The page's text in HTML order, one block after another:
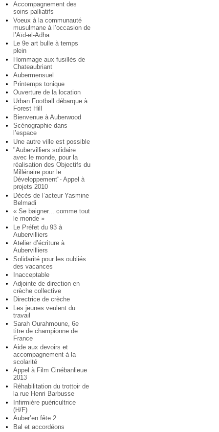
Accompagnement des
soins palliatifs
Voeux à la communauté
musulmane à l’occasion de
l’Aïd-el-Adha
Le 9e art bulle à temps
plein
Hommage aux fusillés de
Chateaubriant
Aubermensuel
Printemps tonique
Ouverture de la location
Urban Football débarque à
Forest Hill
Bienvenue à Auberwood
Scénographie dans
l’espace
Une autre ville est possible
"Aubervilliers solidaire
avec le monde, pour la
réalisation des Objectifs du
Millénaire pour le
Développement"- Appel à
projets 2010
Décès de l’acteur Yasmine
Belmadi
« Se baigner... comme tout
le monde »
Le Préfet du 93 à
Aubervilliers
Atelier d’écriture à
Aubervilliers
Solidarité pour les oubliés
des vacances
Inacceptable
Adjointe de direction en
crèche collective
Directrice de crèche
Les jeunes veulent du
travail
Sarah Ourahmoune, 6e
titre de championne de
France
Aide aux devoirs et
accompagnement à la
scolarité
Appel à Film Cinébanlieue
2013
Réhabilitation du trottoir de
la rue Henri Barbusse
Infirmière puéricultrice
(H/F)
Auber’en fête 2
Bal et accordéons